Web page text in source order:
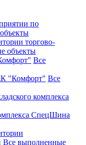
по
торгово-
объекты
Все
"Комфорт" Все
комплекса
СпецШина
Все выполненные